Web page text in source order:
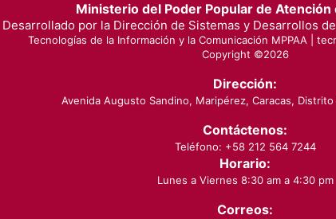
Ministerio del Poder Popular de Atención
Desarrollado por la Dirección de Sistemas y Desarrollos
Tecnologías de la Información y la Comunicación MPPAA |
Copyright ©2026
Dirección:
Avenida Augusto Sandino, Maripérez, Caracas,
Contáctenos:
Teléfono: +58 212 564 7244
Horario:
Lunes a Viernes 8:30 am a 4:30 pm
Correos: